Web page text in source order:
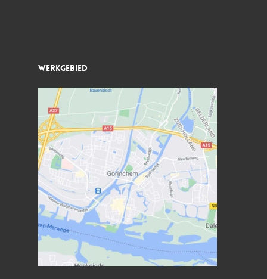
Werkgebied